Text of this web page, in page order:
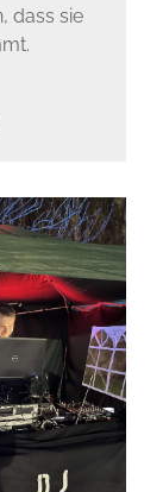
dass sie